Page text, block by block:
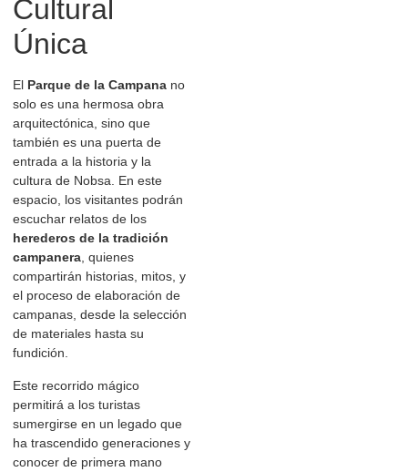
Cultural
Única
El Parque de la Campana no
solo es una hermosa obra
arquitectónica, sino que
también es una puerta de
entrada a la historia y la
cultura de Nobsa. En este
espacio, los visitantes podrán
escuchar relatos de los
herederos de la tradición
campanera, quienes
compartirán historias, mitos, y
el proceso de elaboración de
campanas, desde la selección
de materiales hasta su
fundición.
Este recorrido mágico
permitirá a los turistas
sumergirse en un legado que
ha trascendido generaciones y
conocer de primera mano